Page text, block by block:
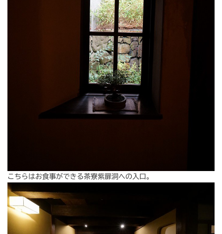
こちらはお食事ができる茶寮紫扉洞への入口。